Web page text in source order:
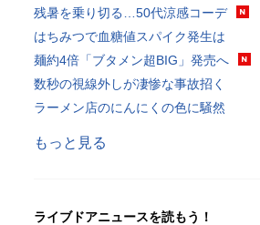
残暑を乗り切る…50代涼感コーデ
はちみつで血糖値スパイク発生は
麺約4倍「ブタメン超BIG」発売へ
数秒の視線外しが凄惨な事故招く
ラーメン店のにんにくの色に騒然
もっと見る
ライブドアニュースを読もう！